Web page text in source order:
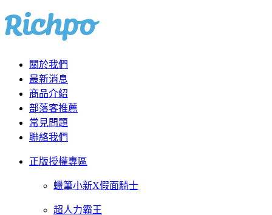
關於我們
最新消息
商品介紹
部落客推薦
常見問題
聯絡我們
正版授權專區
蠟筆小新X假面騎士
超人力霸王